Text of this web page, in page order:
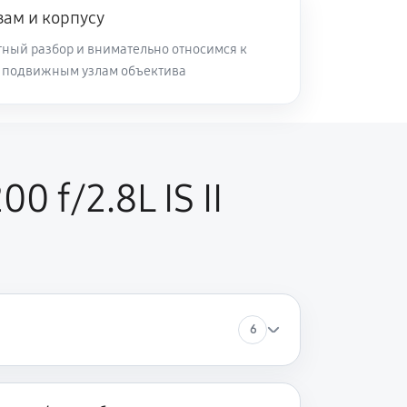
60 минут
и корпусу
разбор и внимательно относимся к
подвижным узлам объектива
f/2.8L IS II
6